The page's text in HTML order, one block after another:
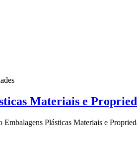
Materiais e
Plásticas Materiais e